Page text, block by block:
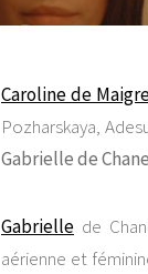
Caroline de
Pozharskaya,
Gabrielle de
Gabrielle de
aérienne et